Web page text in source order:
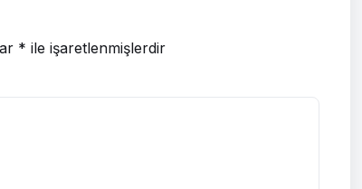
* ile işaretlenmişlerdir